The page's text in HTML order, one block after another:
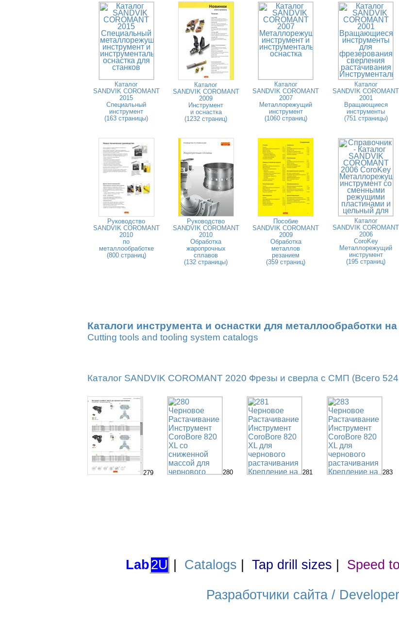
Каталог
SANDVIK COROMANT
2015
Специальный
инструмент
(163 страницы)
Каталог
SANDVIK COROMANT
2009
Инструмент
и оснастка
(1232 страниц)
Каталог
SANDVIK COROMANT
2007
Металлорежущий
инструмент
(1060 страниц)
Каталог
SANDVIK COROMANT
2001
Вращающиеся
инструменты
(751 страницы)
Руководство
SANDVIK COROMANT
2010
по
металлообработке
(800 страниц)
Руководство
SANDVIK COROMANT
2010
Обработка
жаропрочных
сплавов
(132 страницы)
Пособие
SANDVIK COROMANT
2009
Обработка
металлов
резанием
(359 страниц)
Каталог
SANDVIK COROMANT
2006
CoroKey
Металлорежущий
инструмент
(195 страниц)
Каталоги инструмента и оснастки для металлообработки на
Cutting tools and tooling system catalogs
Каталог SANDVIK COROMANT 2020 Фрезы и сверла с СМП (Всего 524
279 280 281 283
Lab2U Catalogs Tap drill sizes Speed
Разработчики сайта /